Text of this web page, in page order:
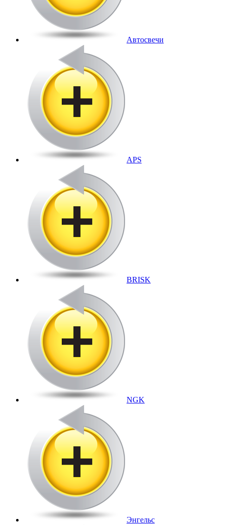
Автосвечи
APS
BRISK
NGK
Энгельс